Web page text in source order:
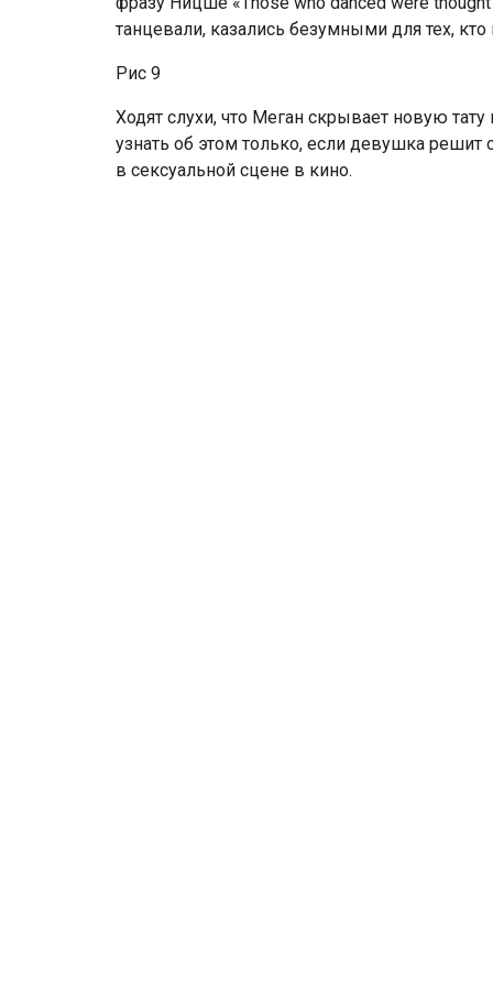
танцевали, казались безумными для тех,
Рис 9
Ходят слухи, что Меган скрывает новую
узнать об этом только, если девушка решит
в сексуальной сцене в кино.